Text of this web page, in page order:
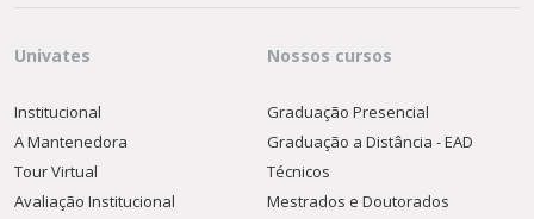
Univates
Institucional
A Mantenedora
Tour Virtual
Avaliação Institucional
Nossos cursos
Graduação Presencial
Graduação a Distância - EAD
Técnicos
Mestrados e Doutorados